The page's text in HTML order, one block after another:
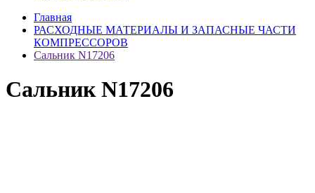
Главная
РАСХОДНЫЕ МАТЕРИАЛЫ И ЗАПАСНЫЕ ЧАСТИ
КОМПРЕССОРОВ
Сальник N17206
Сальник N17206